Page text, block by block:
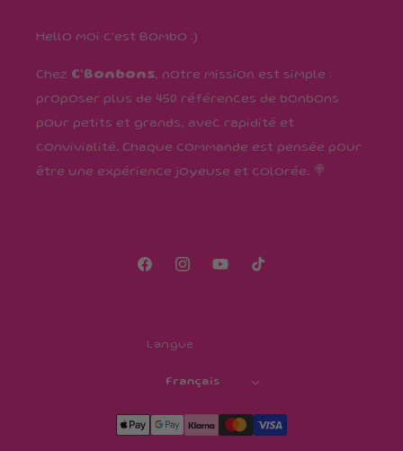
Hello moi c'est Bombo :)
Chez C’Bonbons, notre mission est simple :
proposer plus de 450 références de bonbons
pour petits et grands, avec rapidité et
convivialité. Chaque commande est pensée pour
être une expérience joyeuse et colorée. 🍭
FacebookInstagramYouTubeTikTok
Langue
Français
Moyens